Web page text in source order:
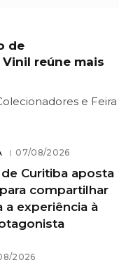
de
reúne mais
e Feira
07/08/2026
Curitiba aposta
compartilhar
a experiência à
2026